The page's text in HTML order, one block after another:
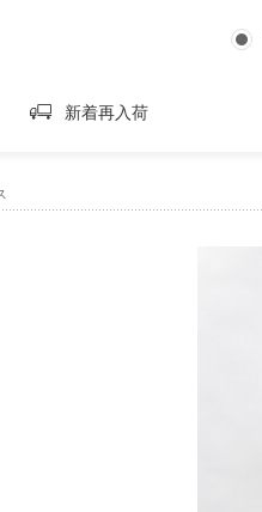
新着再入荷